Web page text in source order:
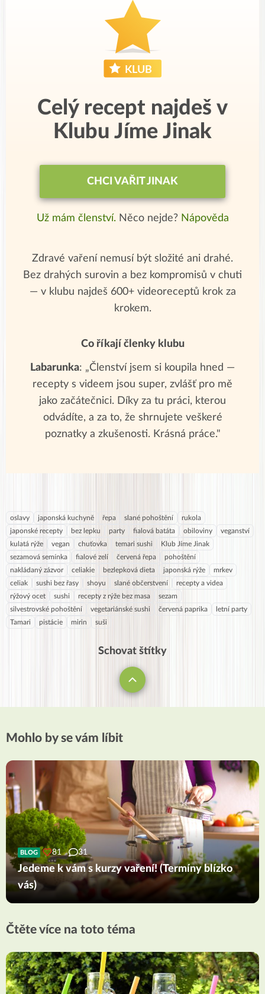
Celý recept najdeš v
Klubu Jíme Jinak
CHCI VAŘIT JINAK
Už mám členství. Něco nejde? Nápověda
Zdravé vaření nemusí být složité ani drahé.
Bez drahých surovin a bez kompromisů v chuti
— v klubu najdeš 600+ videoreceptů krok za
krokem.
Co říkají členky klubu
Labarunka: „Členství jsem si koupila hned —
recepty s videem jsou super, zvlášť pro mě
jako začátečnici. Díky za tu práci, kterou
odvádíte, a za to, že shrnujete veškeré
poznatky a zkušenosti. Krásná práce."
oslavy japonská kuchyně řepa slané pohoštění
rukola
japonské recepty
bez lepku party fialová batáta obiloviny
veganství
kulatá rýže
vegan chuťovka temari sushi
Klub Jíme Jinak
sezamová semínka
fialové zelí červená řepa
pohoštění
nakládaný zázvor
celiakie bezlepková dieta japonská rýže
mrkev
celiak
sushi bez řasy shoyu slané občerstvení
recepty a videa
rýžový ocet
sushi recepty z rýže bez masa
sezam
silvestrovské pohoštění
vegetariánské sushi červená paprika
letní party
Tamari
pistácie mirin suši
Schovat štítky
Mohlo by se vám líbit
BLOG 81 31
Jedeme k vám s kurzy vaření! (Termíny blízko
vás)
Čtěte více na toto téma